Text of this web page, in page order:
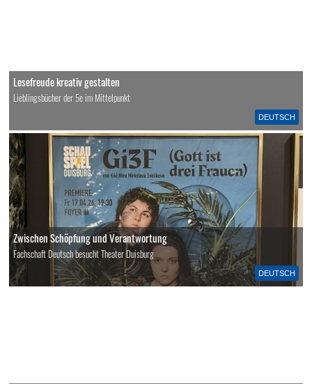
DEUTSCH
Lesefreude kreativ gestalten
Lieblingsbücher der 5e im Mittelpunkt
DEUTSCH
Zwischen Schöpfung und Verantwortung
Fachschaft Deutsch besucht Theater Duisburg